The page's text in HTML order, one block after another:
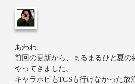
あわわ。
前回の更新から、まるまるひと夏の
やってきました。
キャラホビもTGSも行けなかった放